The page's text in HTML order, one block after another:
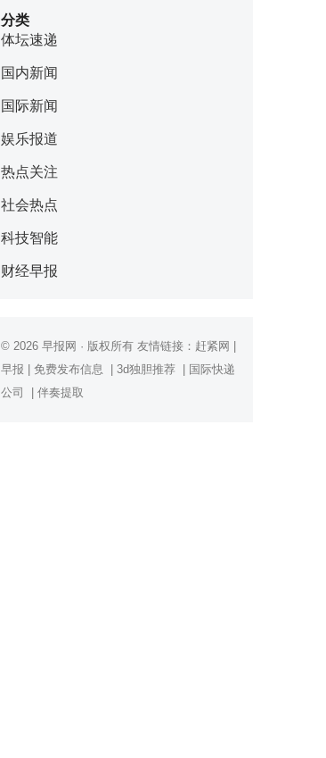
分类
体坛速递
国内新闻
国际新闻
娱乐报道
热点关注
社会热点
科技智能
财经早报
© 2026 早报网 · 版权所有 友情链接： 赶紧网
早报
免费发布信息 3d独胆推荐
国际快递
公司
伴奏提取